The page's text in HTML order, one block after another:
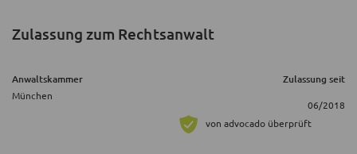
Zulassung zum Rechtsanwalt
Anwaltskammer Zulassung seit
München
06/2018
von advocado überprüft